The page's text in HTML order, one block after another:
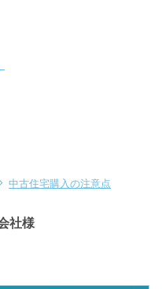
中古住宅購入の注意点
社様